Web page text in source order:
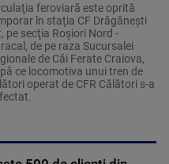
feroviară este oprită
în staţia CF Drăgăneşti
pe secţia Roşiori Nord -
de pe raza Sucursalei
de Căi Ferate Craiova,
ce locomotiva unui tren de
operat de CFR Călători s-a